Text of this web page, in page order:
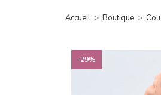
Accueil > Boutique >
-29%